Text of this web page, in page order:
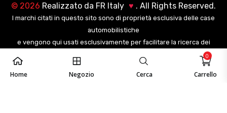
Home Negozio Cerca Carrello
0
© 2026 Realizzato da FR Italy ♥ . All Rights Reserved.
I marchi citati in questo sito sono di proprietà esclusiva delle case
automobilistiche
e vengono qui usati esclusivamente per facilitare la ricerca dei